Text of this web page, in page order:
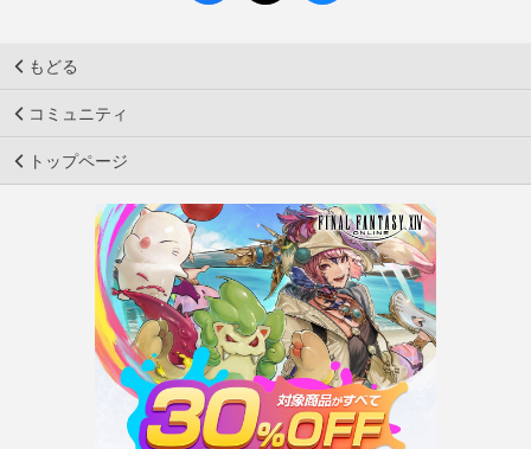
もどる
コミュニティ
トップページ